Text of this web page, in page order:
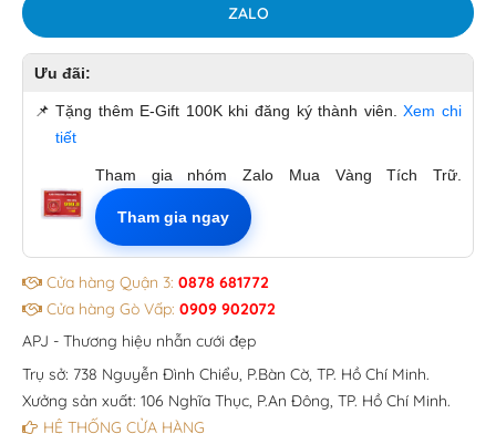
ZALO
Ưu đãi:
📌 Tặng thêm E-Gift 100K khi đăng ký thành viên.Xem chi
tiết
Tham gia nhóm Zalo Mua Vàng Tích Trữ.
Tham gia ngay
Cửa hàng Quận 3: 0878 681772
Cửa hàng Gò Vấp: 0909 902072
APJ - Thương hiệu nhẫn cưới đẹp
Trụ sở: 738 Nguyễn Đình Chiểu, P.Bàn Cờ, TP. Hồ Chí Minh.
Xưởng sản xuất: 106 Nghĩa Thục, P.An Đông, TP. Hồ Chí Minh.
HỆ THỐNG CỬA HÀNG